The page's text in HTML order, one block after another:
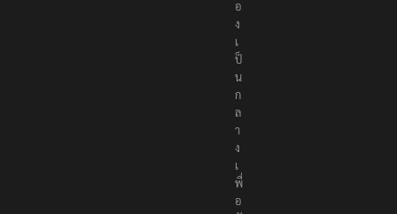
ก
ต้
อ
ง
เ
ป็
น
ก
ล
า
ง
เ